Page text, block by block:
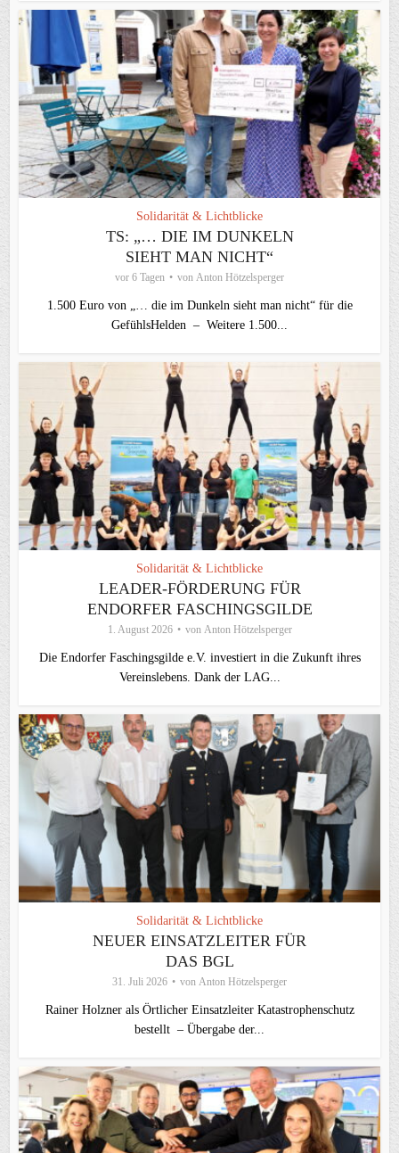
Solidarität & Lichtblicke
TS: „… DIE IM DUNKELN
SIEHT MAN NICHT“
vor 6 Tagen von Anton Hötzelsperger
1.500 Euro von „… die im Dunkeln sieht man nicht“ für die
GefühlsHelden – Weitere 1.500...
Solidarität & Lichtblicke
LEADER-FÖRDERUNG FÜR
ENDORFER FASCHINGSGILDE
1. August 2026 von Anton Hötzelsperger
Die Endorfer Faschingsgilde e.V. investiert in die Zukunft ihres
Vereinslebens. Dank der LAG...
Solidarität & Lichtblicke
NEUER EINSATZLEITER FÜR
DAS BGL
31. Juli 2026 von Anton Hötzelsperger
Rainer Holzner als Örtlicher Einsatzleiter Katastrophenschutz
bestellt – Übergabe der...